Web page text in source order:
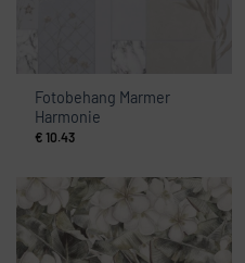
Fotobehang Marmer
Harmonie
€ 10.43